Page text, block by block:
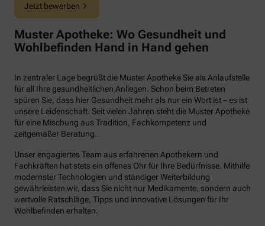
Jetzt bewerben
Muster Apotheke: Wo Gesundheit und
Wohlbefinden Hand in Hand gehen
In zentraler Lage begrüßt die Muster Apotheke Sie als Anlaufstelle
für all Ihre gesundheitlichen Anliegen. Schon beim Betreten
spüren Sie, dass hier Gesundheit mehr als nur ein Wort ist – es ist
unsere Leidenschaft. Seit vielen Jahren steht die Muster Apotheke
für eine Mischung aus Tradition, Fachkompetenz und
zeitgemäßer Beratung.
Unser engagiertes Team aus erfahrenen Apothekern und
Fachkräften hat stets ein offenes Ohr für Ihre Bedürfnisse. Mithilfe
modernster Technologien und ständiger Weiterbildung
gewährleisten wir, dass Sie nicht nur Medikamente, sondern auch
wertvolle Ratschläge, Tipps und innovative Lösungen für Ihr
Wohlbefinden erhalten.